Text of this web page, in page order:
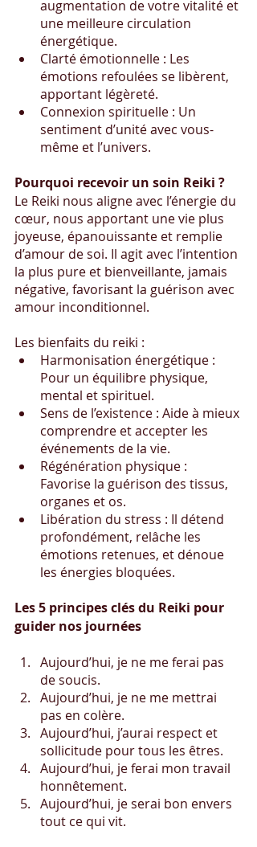
augmentation de votre vitalité et
une meilleure circulation
énergétique.
Clarté émotionnelle : Les
émotions refoulées se libèrent,
apportant légèreté.
Connexion spirituelle : Un
sentiment d’unité avec vous-
même et l’univers.
Pourquoi recevoir un soin Reiki ?
Le Reiki nous aligne avec l’énergie du
cœur, nous apportant une vie plus
joyeuse, épanouissante et remplie
d’amour de soi. Il agit avec l’intention
la plus pure et bienveillante, jamais
négative, favorisant la guérison avec
amour inconditionnel.
Les bienfaits du reiki :
Harmonisation énergétique :
Pour un équilibre physique,
mental et spirituel.
Sens de l’existence : Aide à mieux
comprendre et accepter les
événements de la vie.
Régénération physique :
Favorise la guérison des tissus,
organes et os.
Libération du stress : Il détend
profondément, relâche les
émotions retenues, et dénoue
les énergies bloquées.
Les 5 principes clés du Reiki pour
guider nos journées
Aujourd’hui, je ne me ferai pas
de soucis.
Aujourd’hui, je ne me mettrai
pas en colère.
Aujourd’hui, j’aurai respect et
sollicitude pour tous les êtres.
Aujourd’hui, je ferai mon travail
honnêtement.
Aujourd’hui, je serai bon envers
tout ce qui vit.